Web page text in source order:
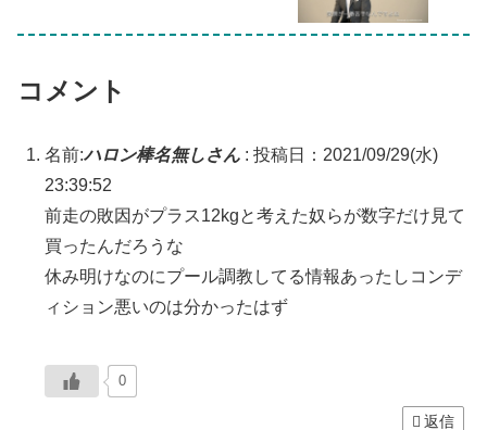
コメント
名前:ハロン棒名無しさん : 投稿日：2021/09/29(水)
23:39:52
前走の敗因がプラス12kgと考えた奴らが数字だけ見て
買ったんだろうな
休み明けなのにプール調教してる情報あったしコンデ
ィション悪いのは分かったはず
0
返信